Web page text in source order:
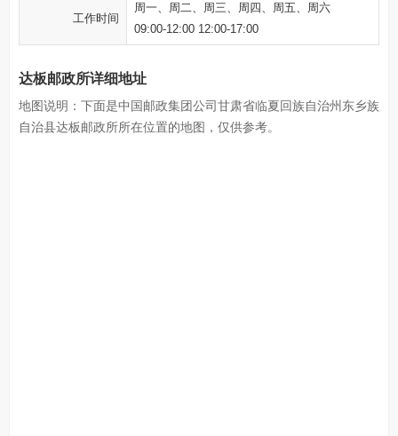
工作时间
周一、周二、周三、周四、周五、周六
09:00-12:00 12:00-17:00
达板邮政所详细地址
地图说明：下面是中国邮政集团公司甘肃省临夏回族自治州东乡族
自治县达板邮政所所在位置的地图，仅供参考。